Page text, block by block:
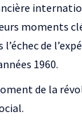
moments
l’échec de
1960.
de la